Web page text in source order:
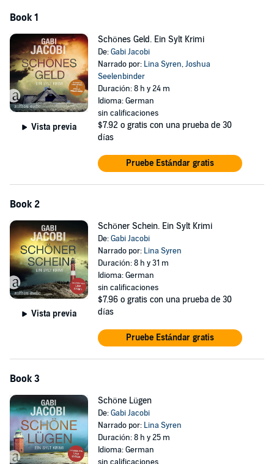
Book 1
Vista previa
Schönes Geld. Ein Sylt Krimi
De:Gabi Jacobi
Narrado por: Lina Syren,Joshua
Seelenbinder
Duración: 8 h y 24 m
Idioma: German
sin calificaciones
$7.92 o gratis con una prueba de 30
días
Pruebe Estándar gratis
Book 2
Vista previa
Schöner Schein. Ein Sylt Krimi
De:Gabi Jacobi
Narrado por: Lina Syren
Duración: 8 h y 31 m
Idioma: German
sin calificaciones
$7.96 o gratis con una prueba de 30
días
Pruebe Estándar gratis
Book 3
Schöne Lügen
De:Gabi Jacobi
Narrado por: Lina Syren
Duración: 8 h y 25 m
Idioma: German